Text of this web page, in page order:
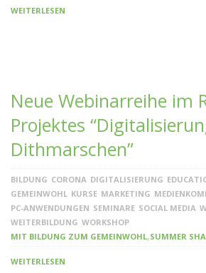
WEITERLESEN
Neue Webinarreihe im
Projektes
Dithmarschen”
BILDUNG CORONA DIGITALISIERUNG
GEMEINWOHL KURSE MARKETING
PC-ANWENDUNGEN SEMINARE SOCIAL MEDIA
WEITERBILDUNG WORKSHOP
MIT BILDUNG ZUM GEMEINWOHL,SUMMER
WEITERLESEN